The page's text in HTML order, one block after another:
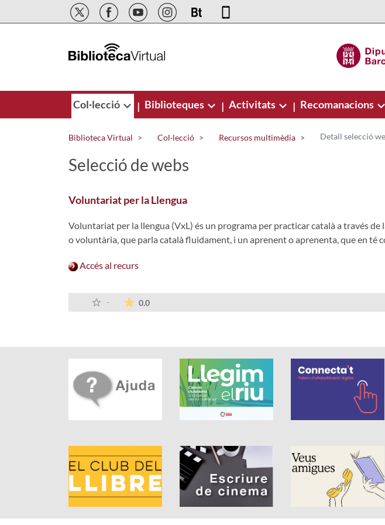
Salta al contingut principal
Col·lecció | Biblioteques | Activitats | Recomanacions
Biblioteca Virtual Col·lecció Recursos multimèdia Detall selecció
Selecció de webs
Voluntariat per la Llengua
Voluntariat per la llengua (VxL) és un programa per practicar català a través
o voluntària, que parla català fluidament, i un aprenent o aprenenta, que en té
Accés al recurs
- 0.0La mitjana de les valoracions és de 0 estrelles de 5.